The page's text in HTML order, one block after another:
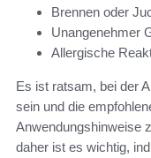
Brennen oder
Unangenehmer
Allergische
Es ist ratsam, bei der
sein und die
Anwendungshinweise
daher ist es wichtig,